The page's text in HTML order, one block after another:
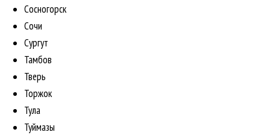
Сосногорск
Сочи
Сургут
Тамбов
Тверь
Торжок
Тула
Туймазы